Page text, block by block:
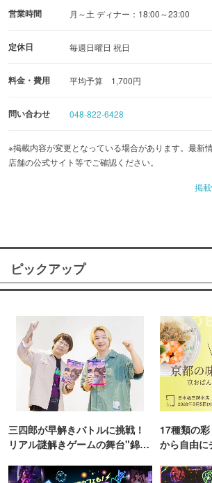
◆ドリンク
すめ！
◆店内
大人数でのご宴会には店舗貸切も◎28名
営業時間 月～土 ディナー：18:00～23:00
定休日 毎週日曜日 祝日
料金・費用 平均予算 1,700円
問い合わせ 048-822-6428
※掲載内容が変更となっている場合があります。最新
店舗の公式サイト等でご確認ください。
掲
ピックアップ
三四郎が早解きバトルに挑戦！
リアル謎解きゲームの舞台"錦糸
17種類の
から自由に